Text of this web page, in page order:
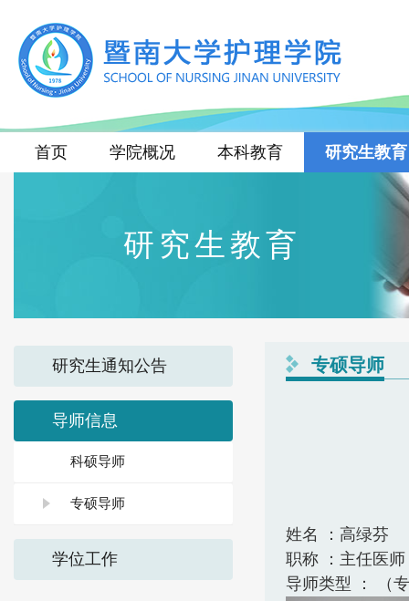
首页 学院概况 本科教育 研究生教育
研究生教育
研究生通知公告
导师信息
科硕导师
专硕导师
学位工作
专硕导师
姓名 ：
职称 ：主任医师
导师类型 ： （